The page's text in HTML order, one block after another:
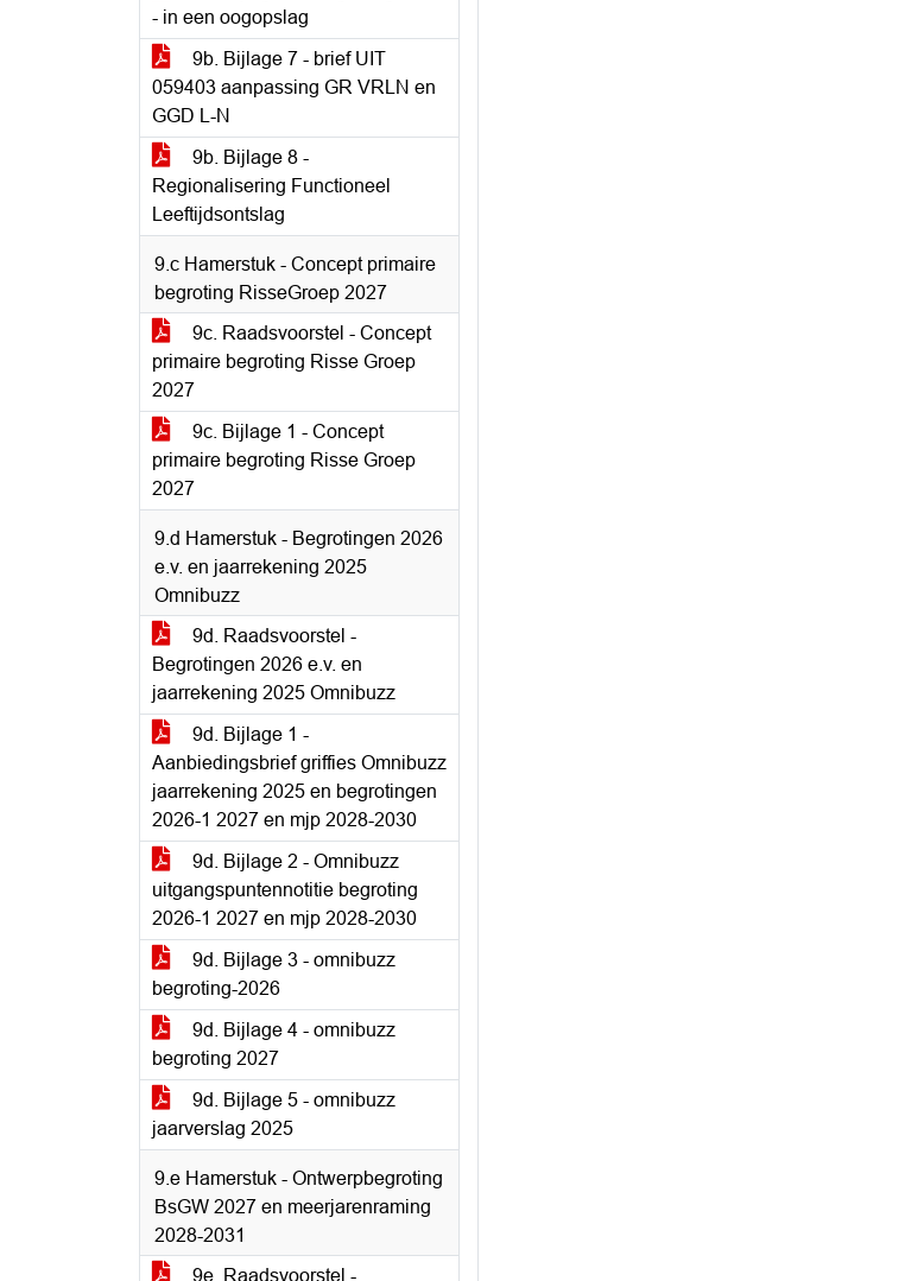
- in een oogopslag
9b. Bijlage 7 - brief UIT
059403 aanpassing GR VRLN en
GGD L-N
9b. Bijlage 8 -
Regionalisering Functioneel
Leeftijdsontslag
9.c Hamerstuk - Concept primaire
begroting RisseGroep 2027
9c. Raadsvoorstel - Concept
primaire begroting Risse Groep
2027
9c. Bijlage 1 - Concept
primaire begroting Risse Groep
2027
9.d Hamerstuk - Begrotingen 2026
e.v. en jaarrekening 2025
Omnibuzz
9d. Raadsvoorstel -
Begrotingen 2026 e.v. en
jaarrekening 2025 Omnibuzz
9d. Bijlage 1 -
Aanbiedingsbrief griffies Omnibuzz
jaarrekening 2025 en begrotingen
2026-1 2027 en mjp 2028-2030
9d. Bijlage 2 - Omnibuzz
uitgangspuntennotitie begroting
2026-1 2027 en mjp 2028-2030
9d. Bijlage 3 - omnibuzz
begroting-2026
9d. Bijlage 4 - omnibuzz
begroting 2027
9d. Bijlage 5 - omnibuzz
jaarverslag 2025
9.e Hamerstuk - Ontwerpbegroting
BsGW 2027 en meerjarenraming
2028-2031
9e. Raadsvoorstel -